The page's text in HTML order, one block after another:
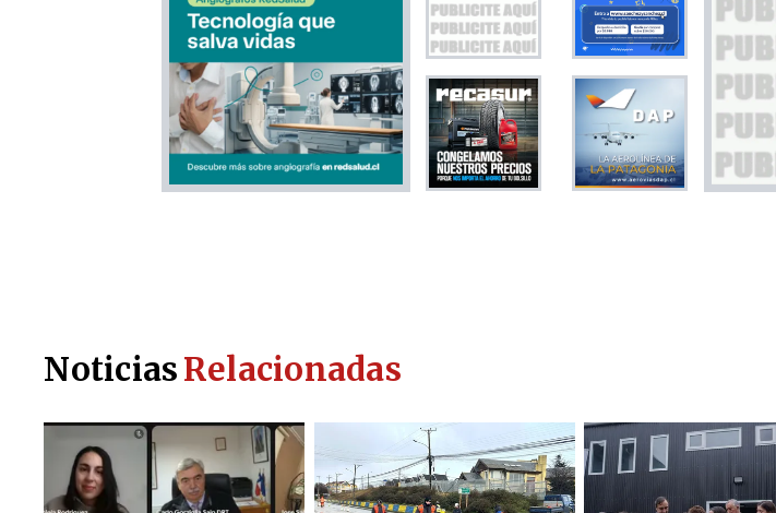
NoticiasRelacionadas